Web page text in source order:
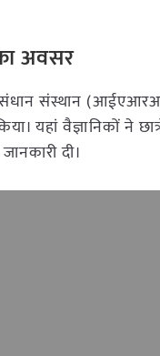
अवसर
अनुसंधान संस्थान
यहां वैज्ञानिकों ने
दी।